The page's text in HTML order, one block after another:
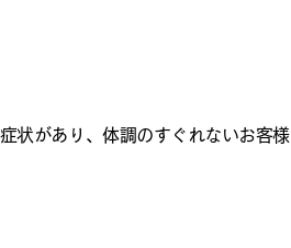
状があり、体調のすぐれないお客様